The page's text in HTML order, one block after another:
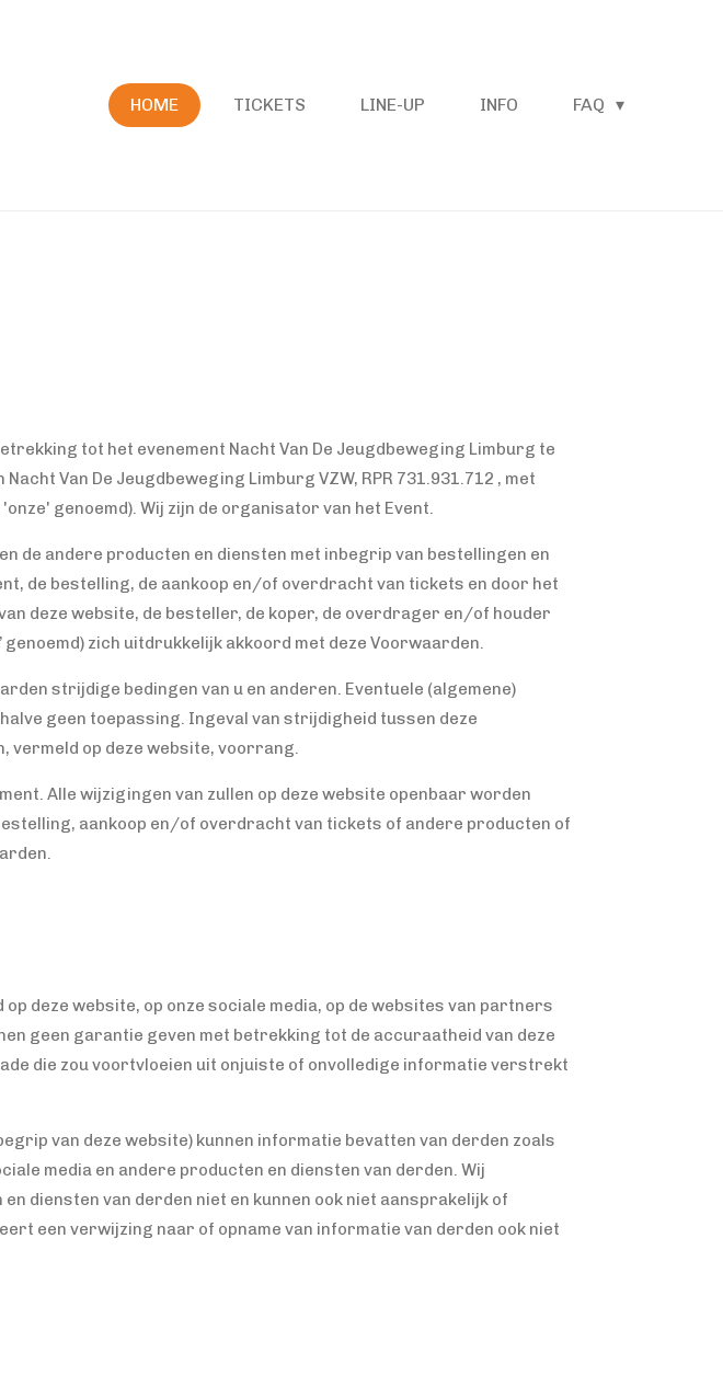
HOME TICKETS LINE-UP INFO FAQ
tot het evenement Nacht Van De Jeugdbeweging Limburg te
Van De Jeugdbeweging Limburg VZW, RPR 731.931.712 , met
genoemd). Wij zijn de organisator van het Event.
de andere producten en diensten met inbegrip van bestellingen en
de bestelling, de aankoop en/of overdracht van tickets en door het
deze website, de besteller, de koper, de overdrager en/of houder
zich uitdrukkelijk akkoord met deze Voorwaarden.
strijdige bedingen van u en anderen. Eventuele (algemene)
geen toepassing. Ingeval van strijdigheid tussen deze
vermeld op deze website, voorrang.
Alle wijzigingen van zullen op deze website openbaar worden
aankoop en/of overdracht van tickets of andere producten of
deze website, op onze sociale media, op de websites van partners
geen garantie geven met betrekking tot de accuraatheid van deze
die zou voortvloeien uit onjuiste of onvolledige informatie verstrekt
van deze website) kunnen informatie bevatten van derden zoals
media en andere producten en diensten van derden. Wij
diensten van derden niet en kunnen ook niet aansprakelijk of
een verwijzing naar of opname van informatie van derden ook niet